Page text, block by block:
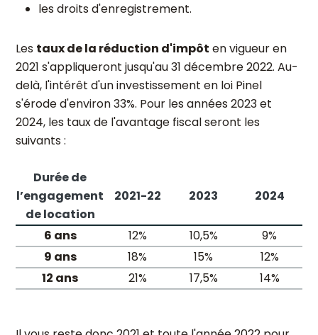
les droits d'enregistrement.
Les taux de la réduction d'impôt en vigueur en
2021 s'appliqueront jusqu'au 31 décembre 2022. Au-
delà, l'intérêt d'un investissement en loi Pinel
s'érode d'environ 33%. Pour les années 2023 et
2024, les taux de l'avantage fiscal seront les
suivants :
Durée de
l’engagement
de location
2021-22 2023 2024
6 ans 12% 10,5%
9%
9 ans
18% 15%
12%
12 ans
21% 17,5% 14%